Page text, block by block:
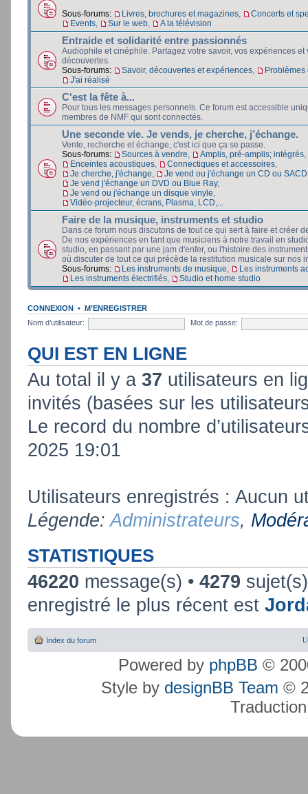
Sous-forums: Livres, brochures et magazines
Concerts et
Events
Sur le web A la télévision
Entraide et solidarité entre passionnés
Audiophile et cinéphile. Partagez votre savoir, vos expériences et
découvertes.
Sous-forums:
Savoir, découvertes et expériences
Problèmes
J'ai réalisé
C'est la fête à...
Pour tous les messages personnels. Ce forum est accessible
membres de NMF qui sont connectés.
Une seconde vie. Je vends, je cherche, j’échange.
Vente, recherche et échange, c'est ici que ça se passe.
Sous-forums:
Sources à vendre Amplis, pré-amplis; intégrés
Enceintes acoustiques
Connectiques et accessoires
Je cherche, j'échange
Je vend ou j'échange un CD ou SACD
Je vend j'échange un DVD ou Blue Ray,
Je vend ou j'échange un disque vinyle
Vidéo-projecteur, écrans, Plasma, LCD,...
Faire de la musique, instruments et studio
Dans ce forum nous discutons de tout ce qui sert à faire et créer
De nos expériences en tant que musiciens à notre travail en
studio, en passant par une jam d'enfer, ou l'histoire des
où discuter de tout ce qui précède la restitution musicale sur nos
Sous-forums:
Les instruments de musique
Les instruments
Les instruments électrifiés
Studio et home studio
CONNEXION • M’ENREGISTRER
Nom d’utilisateur:
Mot de passe:
QUI EST EN LIGNE
Au total il y a 37 utilisateurs en
invités (basées sur les
Le record du nombre
2025 19:01
Utilisateurs enregistrés : Aucun
Légende:Administrateurs,
STATISTIQUES
46220 message(s) • 4279
enregistré le plus récent est
Index du forum
Powered by phpBB ©
Style by designBB Team ©